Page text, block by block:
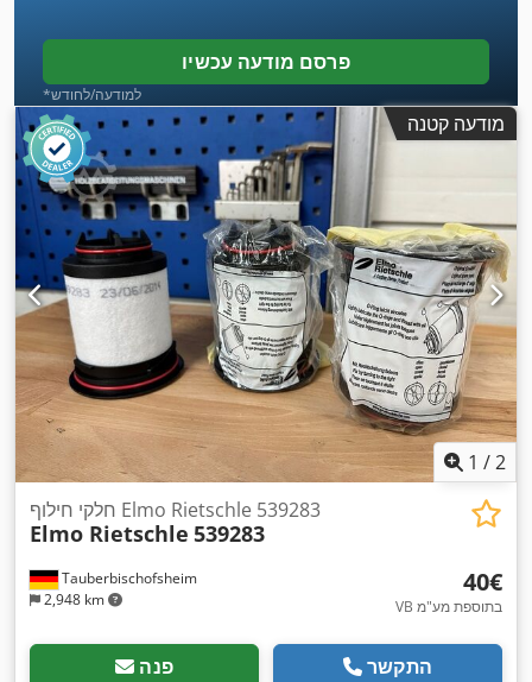
פרסם מודעה עכשיו
*למודעה/לחודש
מודעה קטנה
1 /2
Tauberbischofsheim
2,948 km
חלקי חילוף Elmo Rietschle 539283
Elmo Rietschle 539283
‏40 ‏€
VB בתוספת מע"מ
פנה התקשר